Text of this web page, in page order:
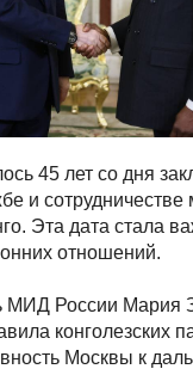
45 лет со дня
и
Эта дата стала
отношений.
МИД России Мария
конголезских
Москвы к